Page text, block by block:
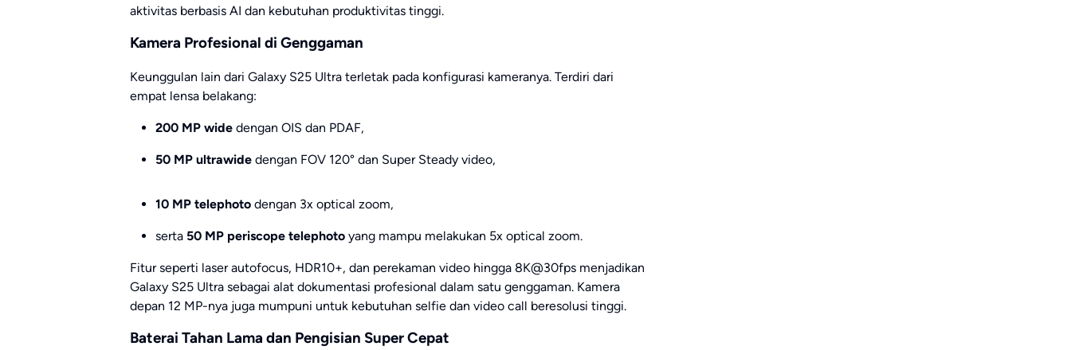
aktivitas berbasis AI dan kebutuhan produktivitas tinggi.
Kamera Profesional di Genggaman
Keunggulan lain dari Galaxy S25 Ultra terletak pada konfigurasi kameranya. Terdiri dari
empat lensa belakang:
200 MP wide dengan OIS dan PDAF,
50 MP ultrawide dengan FOV 120° dan Super Steady video,
10 MP telephoto dengan 3x optical zoom,
serta 50 MP periscope telephoto yang mampu melakukan 5x optical zoom.
Fitur seperti laser autofocus, HDR10+, dan perekaman video hingga 8K@30fps menjadikan
Galaxy S25 Ultra sebagai alat dokumentasi profesional dalam satu genggaman. Kamera
depan 12 MP-nya juga mumpuni untuk kebutuhan selfie dan video call beresolusi tinggi.
Baterai Tahan Lama dan Pengisian Super Cepat